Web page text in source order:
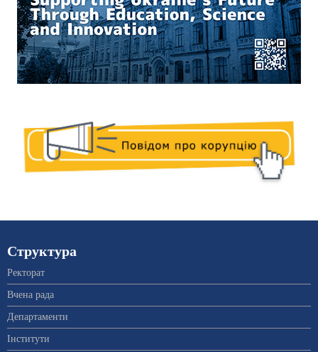
Структура
Ректорат
Вчена рада
Департаменти
Інститути